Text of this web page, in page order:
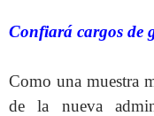
Confiará cargos de
Como una muestra
de la nueva